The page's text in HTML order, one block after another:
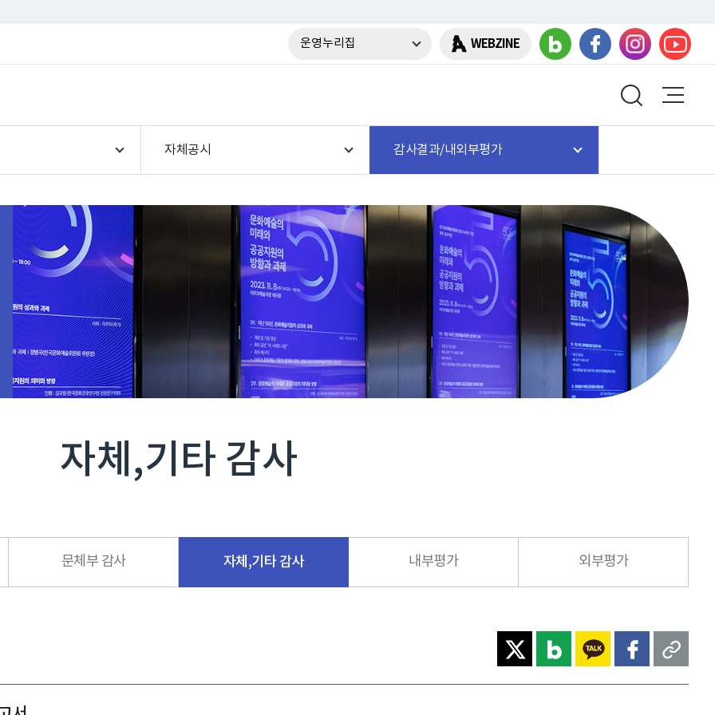
운영누리집 WEBZINE
자체공시 감사결과/내외부평가
자체,기타 감사
문체부 감사 자체,기타 감사 내부평가 외부평가